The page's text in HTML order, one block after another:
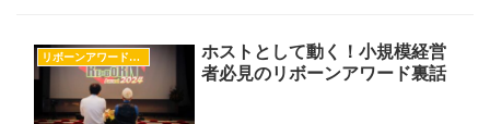
リボーンアワードのすべて
ホストとして動く！小規模経営
者必見のリボーンアワード裏話